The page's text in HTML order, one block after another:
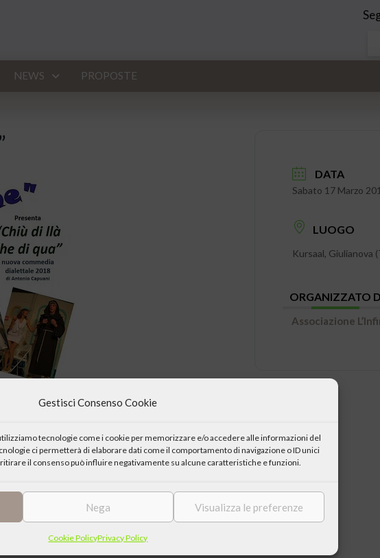
Gestisci Consenso Cookie
tecnologie come i cookie per memorizzare e/o accedere alle informazioni del
ci permetterà di elaborare dati come il comportamento di navigazione o ID unici
il consenso può influire negativamente su alcune caratteristiche e funzioni.
Nega Visualizza le preferenze
Cookie PolicyPrivacy Policy
NEWS PROPOSTE
anche dall’Associazione “L’infinito”.
DATA
Sabato 17 Marzo
LUOGO
Kursaal, Giulianova
ORGANIZZATO
Associazione